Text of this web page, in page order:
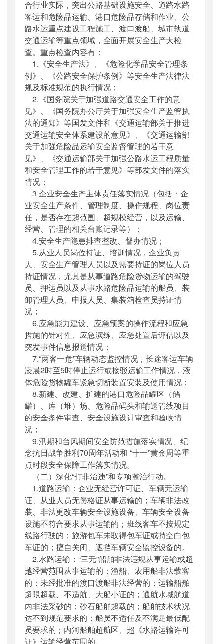
合行业实际，突出公路基础设施安全、道路水路
客运和危险品运输、港口危险品存储和作业、公
路水运重点建设工程施工、渡口渡船、城市轨道
交通运输等重点领域，全面开展安全生产大检
查。重点检查内容有：
1.《安全生产法》、《危险化学品安全管理条
例》、《公路安全保护条例》等安全生产法律法
规及标准规范的执行情况；
2.《国务院关于加强道路交通安全工作的意
见》、《国务院办公厅关于加强安全生产监管执
法的通知》等国发文件和《交通运输部关于推进
交通运输安全体系建设的意见》、《交通运输部
关于加强危险品运输安全监督管理的若干意
见》、《交通运输部关于加强公路水运工程质量
和安全管理工作的若干意见》等部发文件的落实
情况；
3.企业安全生产主体责任落实情况（包括：企
业安全生产条件、管理制度、操作规程、岗位责
任，是否存在超范围、超规模经营，以及运输、
经营、管理的相关台账记录等）；
4.安全生产隐患排查整改、督办情况；
5.从业人员岗位持证、培训情况，企业负责
人、安全生产管理人员以及需要持证的岗位人员
持证情况，尤其是从事道路危险货物运输的驾驶
员、押运员以及从事水路危险品运输的船员、装
卸管理人员、申报人员、集装箱检查员持证情
况；
6.应急能力建设、应急预案的操作流程和应急
措施的针对性、应急演练、应急处置后评估以及
突发事件信息报送情况；
7.“两客一危”车辆动态监控情况，长途客运车辆
凌晨2时至5时停止运行或接驳运输工作情况，液
体危险货物罐车紧急切断装置安装及使用情况；
8.新建、改建、扩建的港口危险品罐区（储
罐）、库（堆）场、危险品码头和输送管线项目
的安全条件审查、安全设施设计审查和验收情
况；
9.汛期和台风期间安全防范措施落实情况、纪
念抗日战争胜利70周年活动和 “十一”黄金周等重
点时段安全保障工作落实情况。
（二）深化“打非治违”和专项整治行动。
1.道路运输：企业无经营许可证、车辆无运输
证、从业人员无资格证从事运输的；车辆非法改
装、非法更改车辆安全设施设备、车辆安全设备
设施不符合要求从事运输的；班线客车不按规定
线路行驶的；旅游包车未取得包车证或持空白包
车证的；擅自关闭、遮挡车辆安全监控设备的。
2.水路运输：“三无”船舶非法违规从事运输或超
越经营范围从事运输的；渔船、农用船非法载客
的；未经批准的渡口渡船非法经营的；运输船舶
超限超载、不适航、大船小证的；通航水域航道
内非法采砂的；砂石船舶超载的；船舶技术状况
达不到规范要求的；船员不适任及不满足最低配
员要求的；内河船舶超航区、超《水路运输许可
证》运输经营范围的。